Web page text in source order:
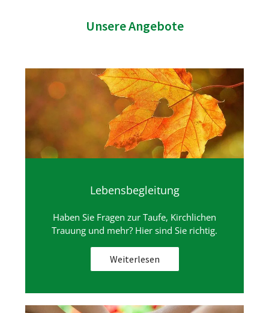
Unsere Angebote
Lebensbegleitung
Haben Sie Fragen zur Taufe, Kirchlichen
Trauung und mehr? Hier sind Sie richtig.
Weiterlesen